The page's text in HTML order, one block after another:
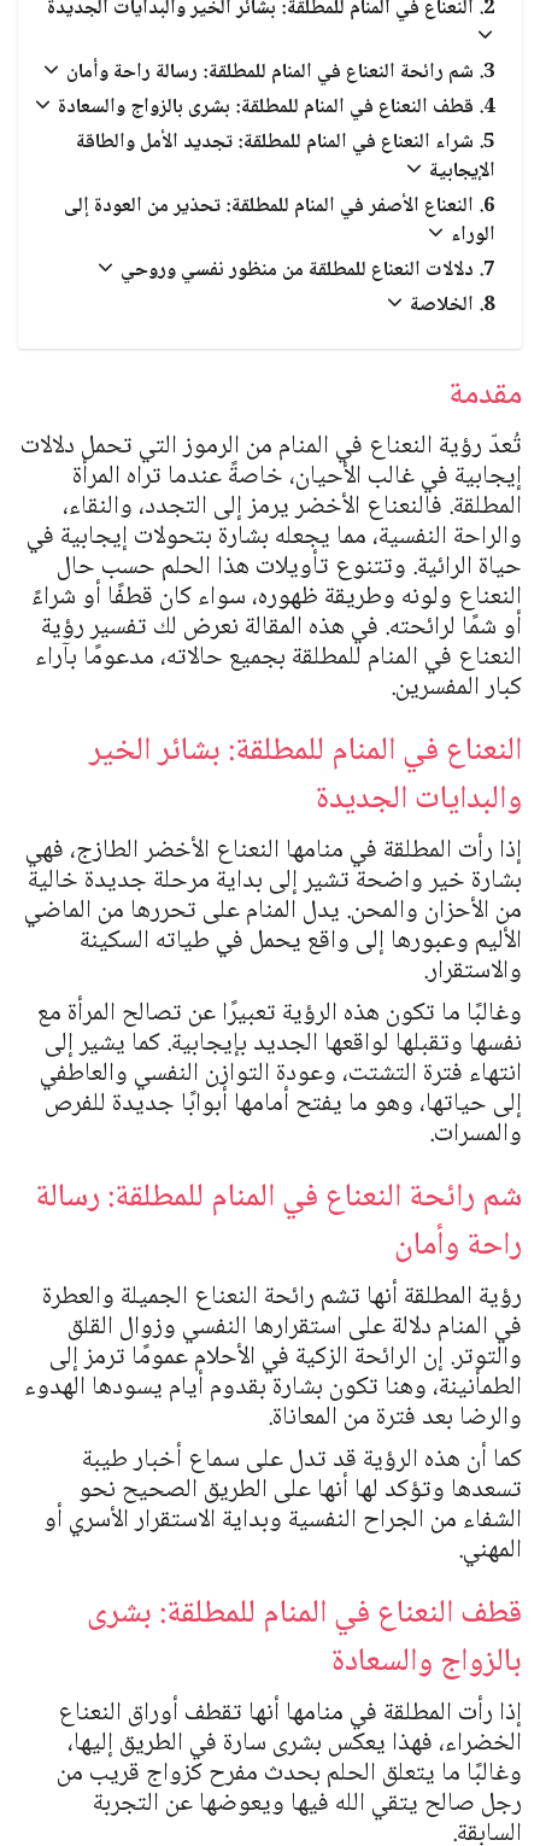
الجن والملائكة
النعناع في المنام للمطلقة: بشائر الخير والبدايات الجديدة
شم رائحة النعناع في المنام للمطلقة: رسالة راحة وأمان
قطف النعناع في المنام للمطلقة: بشرى بالزواج والسعادة
شراء النعناع في المنام للمطلقة: تجديد الأمل والطاقة
الإيجابية
النعناع الأصفر في المنام للمطلقة: تحذير من العودة إلى
الوراء
دلالات النعناع للمطلقة من منظور نفسي وروحي
الخلاصة
مقدمة
تُعدّ رؤية النعناع في المنام من الرموز التي تحمل دلالات
إيجابية في غالب الأحيان، خاصةً عندما تراه المرأة
المطلقة. فالنعناع الأخضر يرمز إلى التجدد، والنقاء،
والراحة النفسية، مما يجعله بشارة بتحولات إيجابية في
حياة الرائية. وتتنوع تأويلات هذا الحلم حسب حال
النعناع ولونه وطريقة ظهوره، سواء كان قطفًا أو شراءً
أو شمًا لرائحته. في هذه المقالة نعرض لك تفسير رؤية
النعناع في المنام للمطلقة بجميع حالاته، مدعومًا بآراء
كبار المفسرين.
النعناع في المنام للمطلقة: بشائر الخير
والبدايات الجديدة
إذا رأت المطلقة في منامها النعناع الأخضر الطازج، فهي
بشارة خير واضحة تشير إلى بداية مرحلة جديدة خالية
من الأحزان والمحن. يدل المنام على تحررها من الماضي
الأليم وعبورها إلى واقع يحمل في طياته السكينة
والاستقرار.
وغالبًا ما تكون هذه الرؤية تعبيرًا عن تصالح المرأة مع
نفسها وتقبلها لواقعها الجديد بإيجابية. كما يشير إلى
انتهاء فترة التشتت، وعودة التوازن النفسي والعاطفي
إلى حياتها، وهو ما يفتح أمامها أبوابًا جديدة للفرص
والمسرات.
شم رائحة النعناع في المنام للمطلقة: رسالة
راحة وأمان
رؤية المطلقة أنها تشم رائحة النعناع الجميلة والعطرة
في المنام دلالة على استقرارها النفسي وزوال القلق
والتوتر. إن الرائحة الزكية في الأحلام عمومًا ترمز إلى
الطمأنينة، وهنا تكون بشارة بقدوم أيام يسودها الهدوء
والرضا بعد فترة من المعاناة.
كما أن هذه الرؤية قد تدل على سماع أخبار طيبة
تسعدها وتؤكد لها أنها على الطريق الصحيح نحو
الشفاء من الجراح النفسية وبداية الاستقرار الأسري أو
المهني.
قطف النعناع في المنام للمطلقة: بشرى
بالزواج والسعادة
إذا رأت المطلقة في منامها أنها تقطف أوراق النعناع
الخضراء، فهذا يعكس بشرى سارة في الطريق إليها،
وغالبًا ما يتعلق الحلم بحدث مفرح كزواج قريب من
رجل صالح يتقي الله فيها ويعوضها عن التجربة
السابقة.